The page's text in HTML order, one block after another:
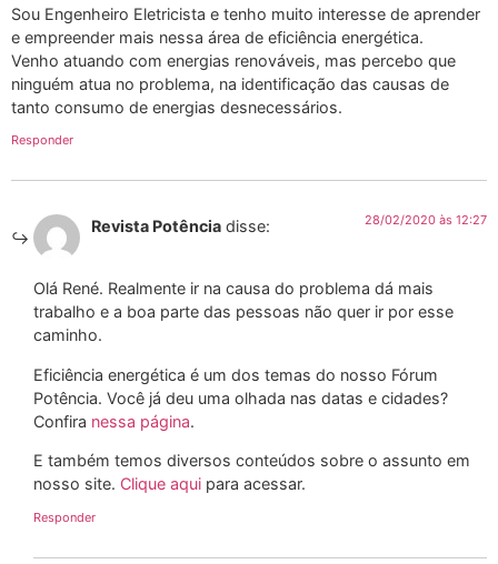
Sou Engenheiro Eletricista e tenho muito interesse de aprender
e empreender mais nessa área de eficiência energética.
Venho atuando com energias renováveis, mas percebo que
ninguém atua no problema, na identificação das causas de
tanto consumo de energias desnecessários.
Responder
Revista Potência disse: 28/02/2020 às 12:27
Olá René. Realmente ir na causa do problema dá mais
trabalho e a boa parte das pessoas não quer ir por esse
caminho.
Eficiência energética é um dos temas do nosso Fórum
Potência. Você já deu uma olhada nas datas e cidades?
Confira nessa página.
E também temos diversos conteúdos sobre o assunto em
nosso site. Clique aqui para acessar.
Responder